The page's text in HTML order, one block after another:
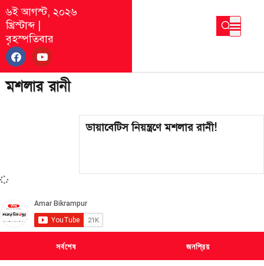
৬ই আগস্ট, ২০২৬
খ্রিস্টাব্দ|
বৃহস্পতিবার
মশলার রানী
ডায়াবেটিস নিয়ন্ত্রণে মশলার রানী!
সর্বশেষ জনপ্রিয়